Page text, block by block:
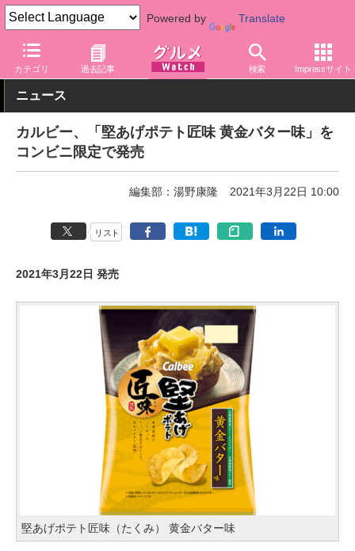
Powered by Translate
カテゴリ 過去記事 検索 Impressサイト
グルメ Watch 菓子・スイーツ スナック菓子
ニュース
カルビー、「堅あげポテト匠味 黄金バター味」を
コンビニ限定で発売
編集部：湯野康隆 2021年3月22日 10:00
リスト
2021年3月22日 発売
堅あげポテト匠味（たくみ） 黄金バター味